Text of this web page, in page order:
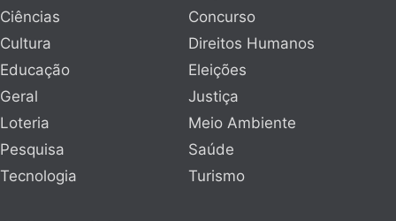
Ciências
Concurso
Cultura
Direitos Humanos
Educação
Eleições
Geral
Justiça
Loteria
Meio Ambiente
Pesquisa
Saúde
Tecnologia
Turismo